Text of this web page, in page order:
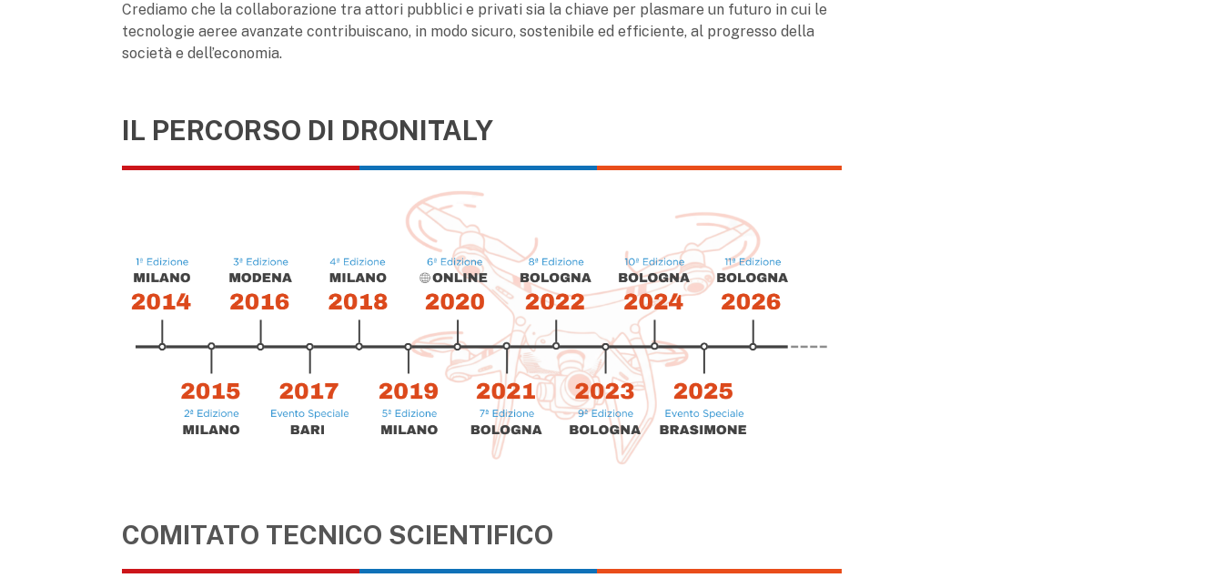
Crediamo che la collaborazione tra attori pubblici e privati sia la chiave per plasmare un futuro in cui le
tecnologie aeree avanzate contribuiscano, in modo sicuro, sostenibile ed efficiente, al progresso della
società e dell’economia.
IL PERCORSO DI DRONITALY
COMITATO TECNICO SCIENTIFICO